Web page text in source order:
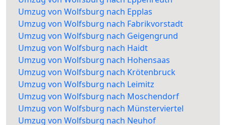
Umzug von Wolfsburg nach Epplas
Umzug von Wolfsburg nach Fabrikvorstadt
Umzug von Wolfsburg nach Geigengrund
Umzug von Wolfsburg nach Haidt
Umzug von Wolfsburg nach Hohensaas
Umzug von Wolfsburg nach Krötenbruck
Umzug von Wolfsburg nach Leimitz
Umzug von Wolfsburg nach Moschendorf
Umzug von Wolfsburg nach Münsterviertel
Umzug von Wolfsburg nach Neuhof